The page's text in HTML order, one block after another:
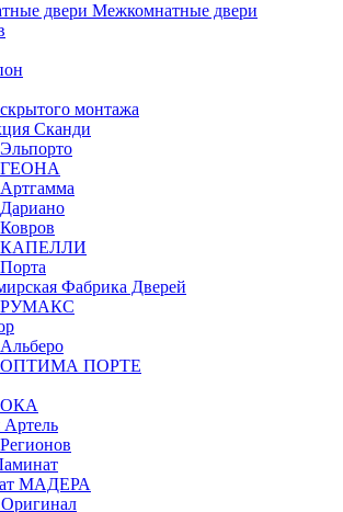
Межкомнатные двери
монтажа
Сканди
ГЕОНА
КАПЕЛЛИ
Фабрика Дверей
РУМАКС
ОПТИМА ПОРТЕ
ОКА
Артель
МАДЕРА